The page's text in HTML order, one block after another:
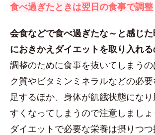
食べ過ぎたときは翌日の食事で調整
会食などで食べ過ぎたな～と感じ
におきかえダイエットを取り入れ
調整のために食事を抜いてしまう
ク質やビタミンミネラルなどの必
足するほか、身体が飢餓状態にな
すくなってしまうので注意しましょ
ダイエットで必要な栄養は摂りつ